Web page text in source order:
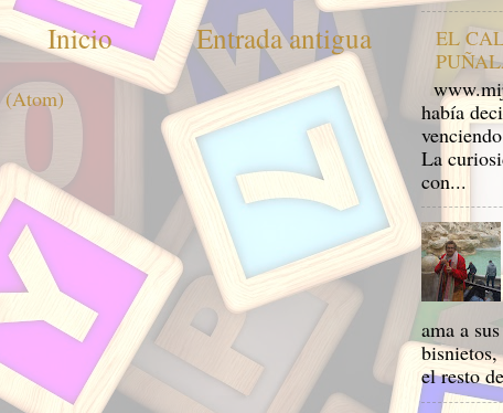
Entrada antigua
Inicio
(Atom)
EL
había
La
con...
ama a
el resto